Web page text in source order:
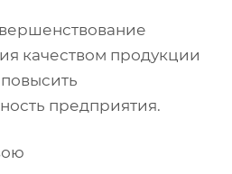
качеством продукции
предприятия.